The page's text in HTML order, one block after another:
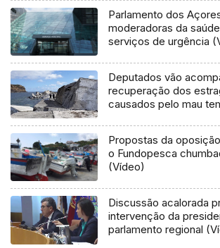
Parlamento dos
moderadoras da
serviços de urgência
Deputados vão
recuperação dos
causados pelo mau
Propostas da
o Fundopesca
(Vídeo)
Discussão acalorada
intervenção da
parlamento regional